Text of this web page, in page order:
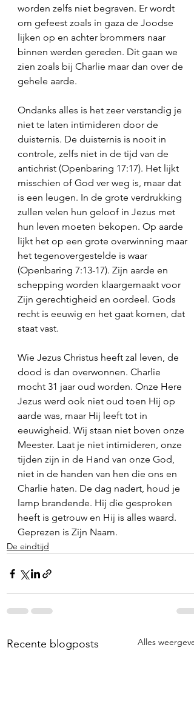
worden zelfs niet begraven. Er wordt
om gefeest zoals in gaza de Joodse
lijken op en achter brommers naar
binnen werden gereden. Dit gaan we
zien zoals bij Charlie maar dan over de
gehele aarde.
Ondanks alles is het zeer verstandig je
niet te laten intimideren door de
duisternis. De duisternis is nooit in
controle, zelfs niet in de tijd van de
antichrist (Openbaring 17:17). Het lijkt
misschien of God ver weg is, maar dat
is een leugen. In de grote verdrukking
zullen velen hun geloof in Jezus met
hun leven moeten bekopen. Op aarde
lijkt het op een grote overwinning maar
het tegenovergestelde is waar
(Openbaring 7:13-17). Zijn aarde en
schepping worden klaargemaakt voor
Zijn gerechtigheid en oordeel. Gods
recht is eeuwig en het gaat komen, dat
staat vast.
Wie Jezus Christus heeft zal leven, de
dood is dan overwonnen. Charlie
mocht 31 jaar oud worden. Onze Here
Jezus werd ook niet oud toen Hij op
aarde was, maar Hij leeft tot in
eeuwigheid. Wij staan niet boven onze
Meester. Laat je niet intimideren, onze
tijden zijn in de Hand van onze God,
niet in de handen van hen die ons en
Charlie haten. De dag nadert, houd je
lamp brandende. Hij die gesproken
heeft is getrouw en Hij is alles waard.
Geprezen is Zijn Naam.
De eindtijd
Recente blogposts Alles